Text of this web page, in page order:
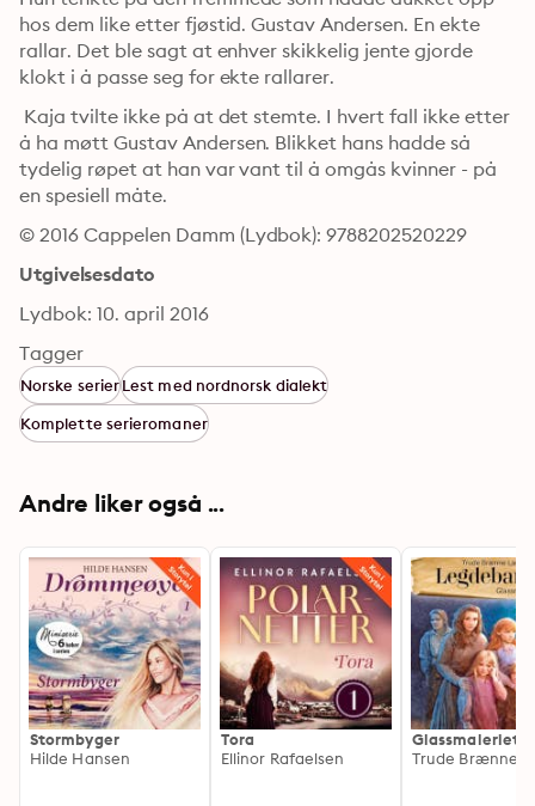
hos dem like etter fjøstid. Gustav Andersen. En ekte
rallar. Det ble sagt at enhver skikkelig jente gjorde
klokt i å passe seg for ekte rallarer.
Kaja tvilte ikke på at det stemte. I hvert fall ikke etter
å ha møtt Gustav Andersen. Blikket hans hadde så
tydelig røpet at han var vant til å omgås kvinner - på
en spesiell måte.
© 2016 Cappelen Damm (Lydbok): 9788202520229
Utgivelsesdato
Lydbok: 10. april 2016
Tagger
Norske serierLest med nordnorsk dialekt
Komplette serieromaner
Andre liker også ...
Stormbyger
Hilde Hansen
Tora
Ellinor Rafaelsen
Glassmaleriet
Trude Brænne